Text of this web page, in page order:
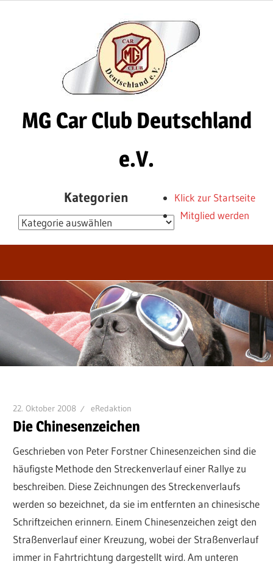
MG Car Club Deutschland
e.V.
Club
Kategorien
Kategorien
Klick zur Startseite
Mitglied werden
22. Oktober 2008 eRedaktion
Die Chinesenzeichen
Geschrieben von Peter Forstner Chinesenzeichen sind die
häufigste Methode den Streckenverlauf einer Rallye zu
beschreiben. Diese Zeichnungen des Streckenverlaufs
werden so bezeichnet, da sie im entfernten an chinesische
Schriftzeichen erinnern. Einem Chinesenzeichen zeigt den
Straßenverlauf einer Kreuzung, wobei der Straßenverlauf
immer in Fahrtrichtung dargestellt wird. Am unteren